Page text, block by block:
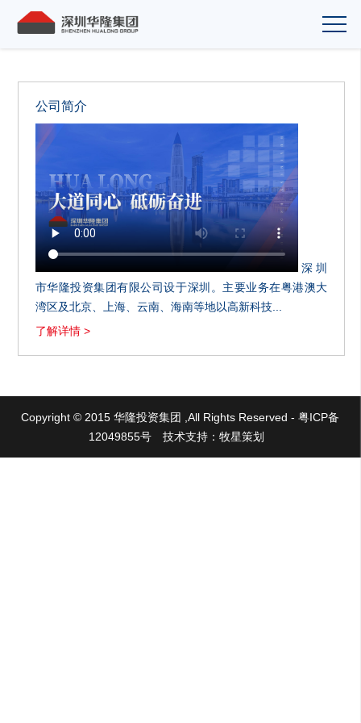
公司简介
深圳
市华隆投资集团有限公司设于深圳。主要业务在粤港澳大
湾区及北京、上海、云南、海南等地以高新科技...
了解详情 >
Copyright © 2015 华隆投资集团 ,All Rights Reserved - 粤ICP备
12049855号
技术支持：牧星策划